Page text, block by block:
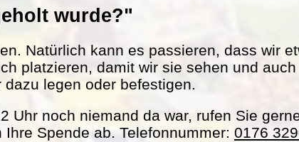
wurde?"
Natürlich kann es passieren, dass wir
platzieren, damit wir sie sehen und auch
legen oder befestigen.
Uhr noch niemand da war, rufen Sie
Spende ab. Telefonnummer: 0176